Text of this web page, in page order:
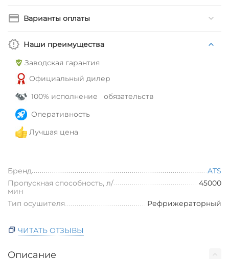
Варианты оплаты
Наши преимущества
Заводская гарантия
Официальный дилер
100% исполнение обязательств
Оперативность
Лучшая цена
Бренд
ATS
Пропускная способность, л/
мин
45000
Тип осушителя Рефрижераторный
ЧИТАТЬ ОТЗЫВЫ
Описание